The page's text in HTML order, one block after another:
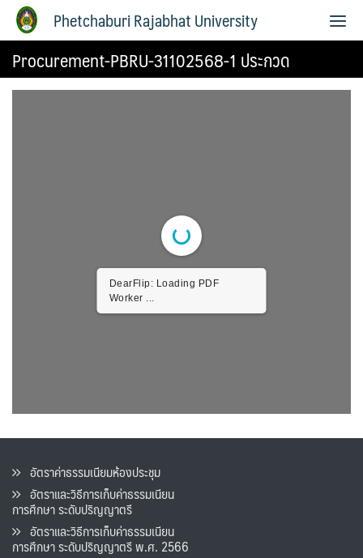
Phetchaburi Rajabhat University
Procurement-PBRU-31102568-1 ประกวด
DearFlip: Loading PDF
Worker ...
อัตราค่าธรรมเนียมห้องประชุม
อัตราและวิธีการเก็บค่าธรรมเนียน
การศึกษา ระดับปริญญาตรี
อัตราและวิธีการเก็บค่าธรรมเนียน
การศึกษา ระดับปริญญาตรี พ.ศ. 2566